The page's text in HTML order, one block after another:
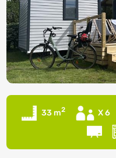
33 m2 X 6